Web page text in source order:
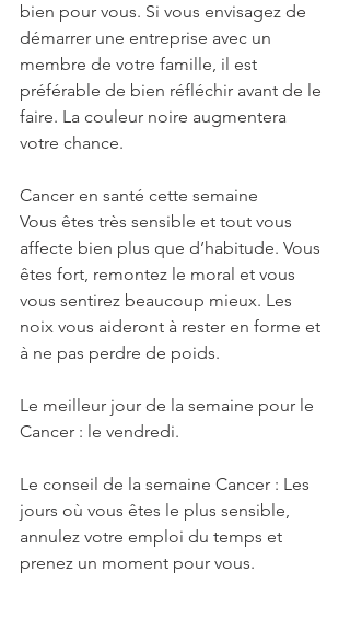
bien pour vous. Si vous envisagez de
démarrer une entreprise avec un
membre de votre famille, il est
préférable de bien réfléchir avant de le
faire. La couleur noire augmentera
votre chance.
Cancer en santé cette semaine
Vous êtes très sensible et tout vous
affecte bien plus que d’habitude. Vous
êtes fort, remontez le moral et vous
vous sentirez beaucoup mieux. Les
noix vous aideront à rester en forme et
à ne pas perdre de poids.
Le meilleur jour de la semaine pour le
Cancer : le vendredi.
Le conseil de la semaine Cancer : Les
jours où vous êtes le plus sensible,
annulez votre emploi du temps et
prenez un moment pour vous.